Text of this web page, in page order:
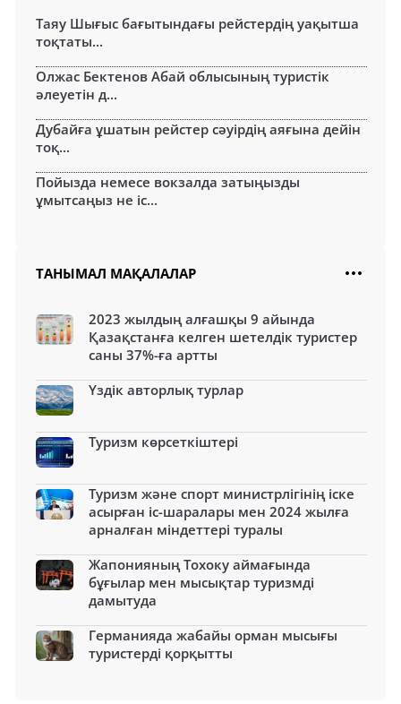
Таяу Шығыс бағытындағы рейстердің уақытша
тоқтаты...
Олжас Бектенов Абай облысының туристік
әлеуетін д...
Дубайға ұшатын рейстер сәуірдің аяғына дейін
тоқ...
Пойызда немесе вокзалда затыңызды
ұмытсаңыз не іс...
ТАНЫМАЛ МАҚАЛАЛАР
2023 жылдың алғашқы 9 айында
Қазақстанға келген шетелдік туристер
саны 37%-ға артты
Үздік авторлық турлар
Туризм көрсеткіштері
Туризм және спорт министрлігінің іске
асырған іс-шаралары мен 2024 жылға
арналған міндеттері туралы
Жапонияның Тохоку аймағында
бұғылар мен мысықтар туризмді
дамытуда
Германияда жабайы орман мысығы
туристерді қорқытты